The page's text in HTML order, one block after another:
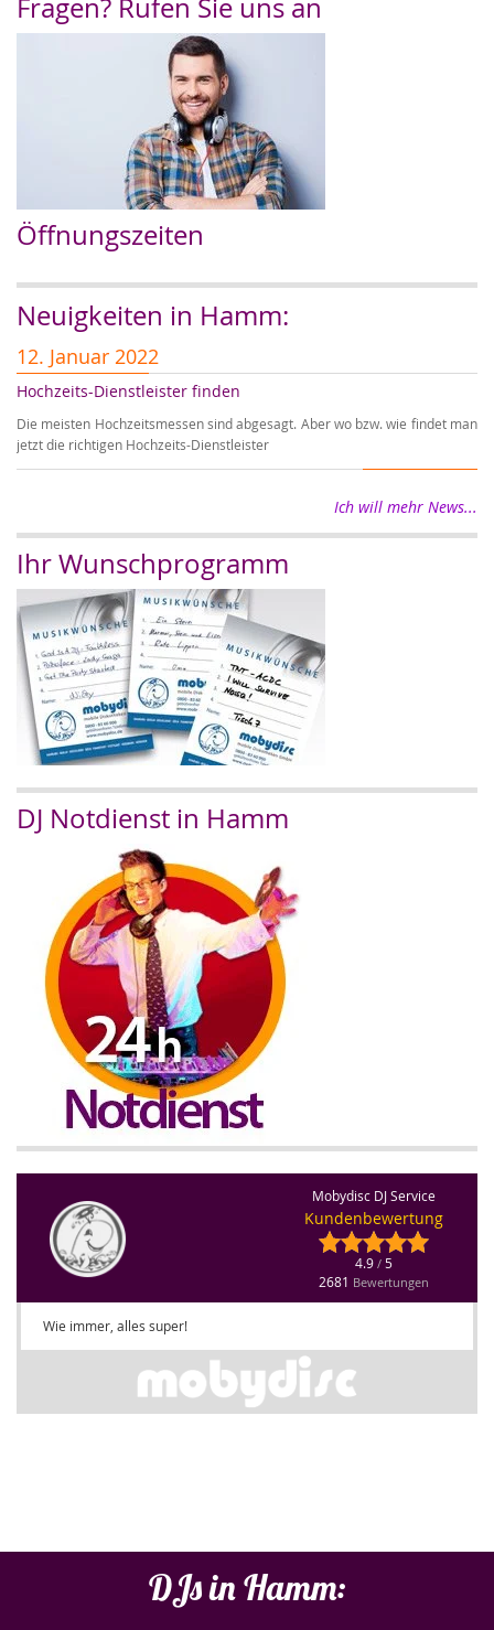
Fragen? Rufen Sie uns an
Öffnungszeiten
Neuigkeiten in Hamm:
12. Januar 2022
Hochzeits-Dienstleister finden
Die meisten Hochzeitsmessen sind abgesagt. Aber wo bzw. wie findet man
jetzt die richtigen Hochzeits-Dienstleister
Ich will mehr News...
Ihr Wunschprogramm
DJ Notdienst in Hamm
Mobydisc DJ Service
Kundenbewertung
4.9 / 5
2681 Bewertungen
Wie immer, alles super!
DJs in Hamm: